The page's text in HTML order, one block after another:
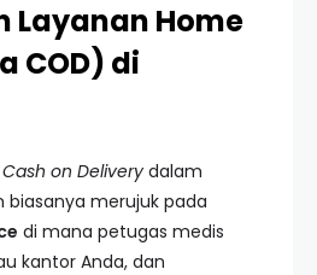
Layanan Home
COD) di
Cash on Delivery dalam
biasanya merujuk pada
di mana petugas medis
kantor Anda, dan